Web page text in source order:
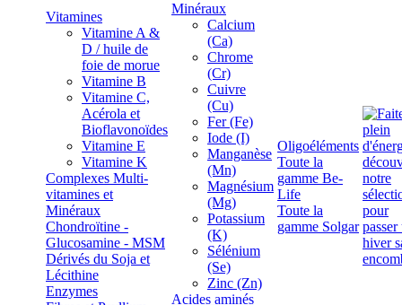
Vitamines
Vitamine A &
D / huile de
foie de morue
Vitamine B
Vitamine C,
Acérola et
Bioflavonoïdes
Vitamine E
Vitamine K
Complexes Multi-
vitamines et
Minéraux
Chondroïtine -
Glucosamine - MSM
Dérivés du Soja et
Lécithine
Enzymes
Minéraux
Calcium
(Ca)
Chrome
(Cr)
Cuivre
(Cu)
Fer (Fe)
Iode (I)
Manganèse
(Mn)
Magnésium
(Mg)
Potassium
(K)
Sélénium
(Se)
Zinc (Zn)
Acides aminés
Oligoéléments
Toute la
gamme Be-
Life
Toute la
gamme Solgar